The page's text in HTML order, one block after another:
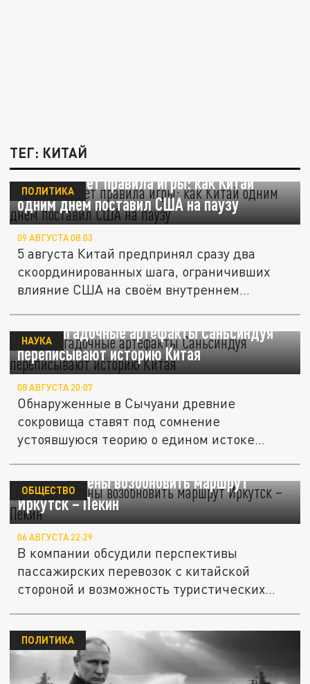
ТЕГ: КИТАЙ
Пекин меняет правила игры: как Китай
одним днём поставил США на паузу
ПОЛИТИКА
09 АВГУСТА 08:03
5 августа Китай предпринял сразу два
скоординированных шага, ограничивших
влияние США на своём внутреннем...
WSJ: Загадочные артефакты Саньсиндуя
переписывают историю Китая
НАУКА
08 АВГУСТА 20:07
Обнаруженные в Сычуани древние
сокровища ставят под сомнение
устоявшуюся теорию о едином истоке
РЖД нацелены возобновить маршрут
Иркутск – Пекин
ОБЩЕСТВО
06 АВГУСТА 22:29
В компании обсудили перспективы
пассажирских перевозок с китайской
стороной и возможность туристических...
ПОЛИТИКА